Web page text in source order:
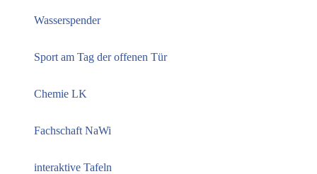
Wasserspender
Sport am Tag der offenen Tür
Chemie LK
Fachschaft NaWi
interaktive Tafeln